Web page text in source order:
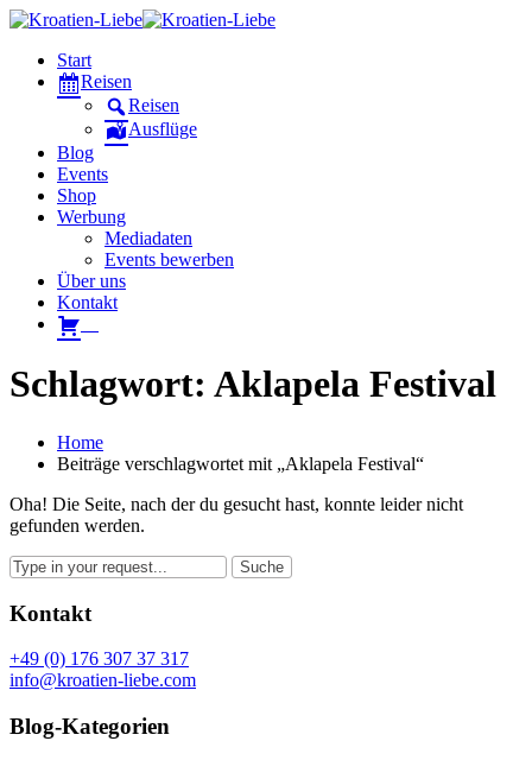
Start
Reisen
Reisen
Ausflüge
Blog
Events
Shop
Werbung
Mediadaten
Events bewerben
Über uns
Kontakt
Schlagwort: Aklapela Festival
Home
Beiträge verschlagwortet mit „Aklapela Festival“
Oha! Die Seite, nach der du gesucht hast, konnte leider nicht
gefunden werden.
Kontakt
+49 (0) 176 307 37 317
info@kroatien-liebe.com
Blog-Kategorien